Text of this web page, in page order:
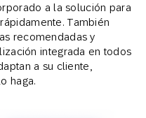
a la solución para
También
recomendadas y
integrada en todos
a su cliente,
haga.